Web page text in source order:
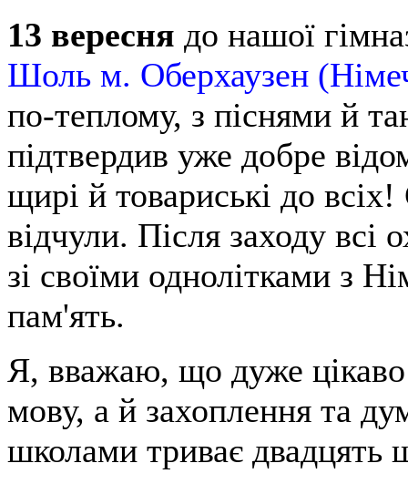
13 вересня до нашої
Шоль м. Оберхаузен
по-теплому, з піснями й
підтвердив уже добре
щирі й товариські до
відчули. Після заходу всі
зі своїми однолітками з
пам'ять.
Я, вважаю, що дуже цікаво
мову, а й захоплення та
школами триває двадцять